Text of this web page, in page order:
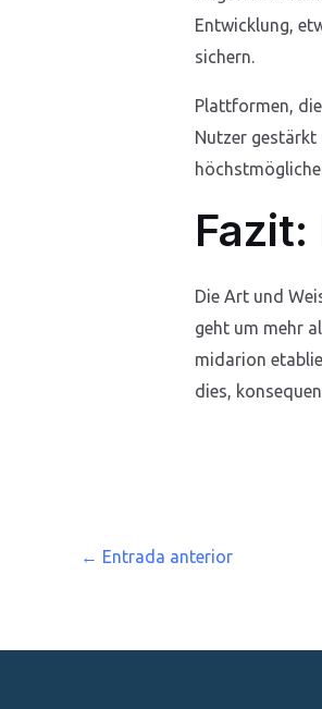
Entwicklung,
sichern.
Plattformen,
Nutzer gestärkt
Die Art und
geht um mehr
midarion
dies,
← Entrada anterior